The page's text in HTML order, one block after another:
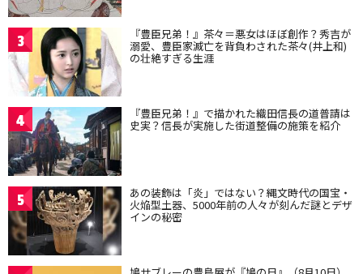
3 『豊臣兄弟！』茶々＝悪女はほぼ創作？秀吉が
溺愛、豊臣家滅亡を背負わされた茶々(井上和)
の壮絶すぎる生涯
4 『豊臣兄弟！』で描かれた織田信長の道普請は
史実？信長が実施した街道整備の施策を紹介
5 あの装飾は「炎」ではない？縄文時代の国宝・
火焔型土器、5000年前の人々が刻んだ謎とデザ
インの秘密